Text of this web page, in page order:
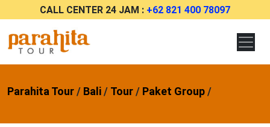
CALL CENTER 24 JAM : +62 821 400 78097
Parahita Tour/ Bali/ Tour/ Paket Group/